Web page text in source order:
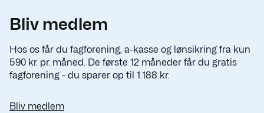
Bliv medlem
Hos os får du fagforening, a-kasse og lønsikring fra kun
590 kr. pr. måned. De første 12 måneder får du gratis
fagforening - du sparer op til 1.188 kr.
Bliv medlem